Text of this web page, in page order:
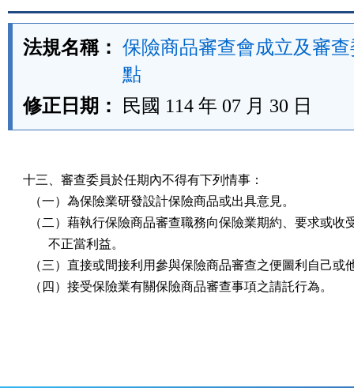
法規名稱： 保險商品審查會成立及審
點
修正日期：
民國 114 年 07 月 30 日
十三、審查委員於任期內不得有下列情事：
  （一）為保險業研發設計保險商品或出具意見。
（二）藉執行保險商品審查職務向保險業期約、要求或收
        不正當利益。
（三）直接或間接利用參與保險商品審查之便圖利自己或
  （四）接受保險業有關保險商品審查事項之請託行為。